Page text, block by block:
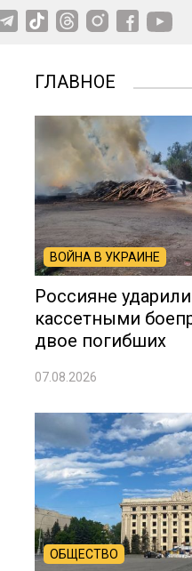
ГЛАВНОЕ
ВОЙНА В УКРАИНЕ
Россияне
кассетными
двое погибших
07.08.2026
ОБЩЕСТВО